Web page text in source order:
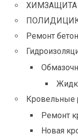
ХИМЗАЩИТА
Ремонт
Кровельные
Ремонт
Новая